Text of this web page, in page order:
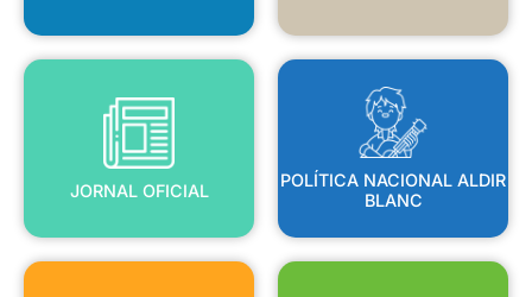
JORNAL OFICIAL
JORNAL OFICIAL
POLÍTICA NACIONAL ALDIR
BLANC
POLÍTICA NACIONAL ALDIR
BLANC